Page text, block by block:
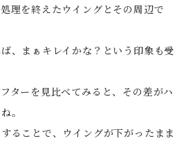
理を終えたウイングとその周辺で
、まぁキレイかな？という印象も受
ターを見比べてみると、その差がハ
。
ることで、ウイングが下がったまま